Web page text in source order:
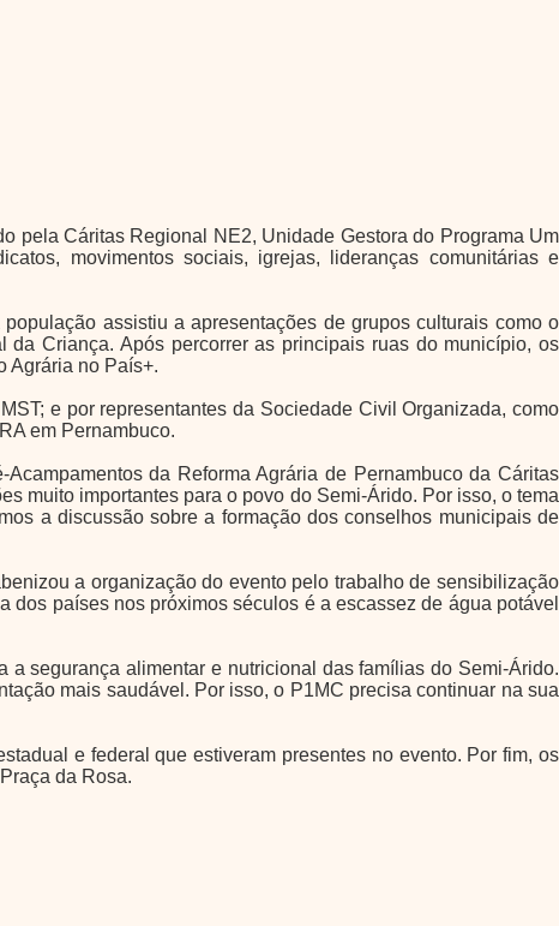
pela Cáritas Regional NE2, Unidade Gestora do Programa Um
movimentos sociais, igrejas, lideranças comunitárias e
assistiu a apresentações de grupos culturais como o
Criança. Após percorrer as principais ruas do município, os
Agrária no País+.
e por representantes da Sociedade Civil Organizada, como
em Pernambuco.
da Reforma Agrária de Pernambuco da Cáritas
muito importantes para o povo do Semi-Árido. Por isso, o tema
a discussão sobre a formação dos conselhos municipais de
a organização do evento pelo trabalho de sensibilização
países nos próximos séculos é a escassez de água potável
segurança alimentar e nutricional das famílias do Semi-Árido.
mais saudável. Por isso, o P1MC precisa continuar na sua
e federal que estiveram presentes no evento. Por fim, os
da Rosa.